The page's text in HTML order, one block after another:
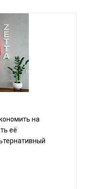
на
её